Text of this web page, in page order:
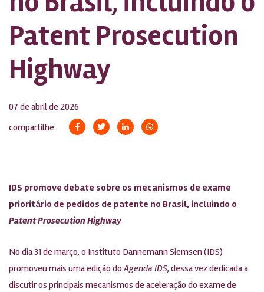
Patent Prosecution
Highway
07 de abril de 2026
compartilhe
IDS promove debate sobre os mecanismos de exame
prioritário de pedidos de patente no Brasil, incluindo o
Patent Prosecution Highway
No dia 31 de março, o Instituto Dannemann Siemsen (IDS)
promoveu mais uma edição doAgenda IDS, dessa vez dedicada a
discutir os principais mecanismos de aceleração do exame de